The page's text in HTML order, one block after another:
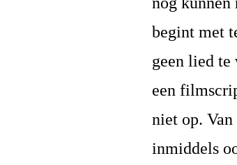
begint met
geen lied
een
niet op. Van
inmiddels